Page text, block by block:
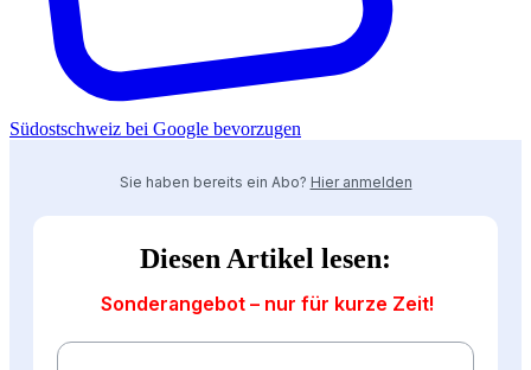
Südostschweiz bei Google bevorzugen